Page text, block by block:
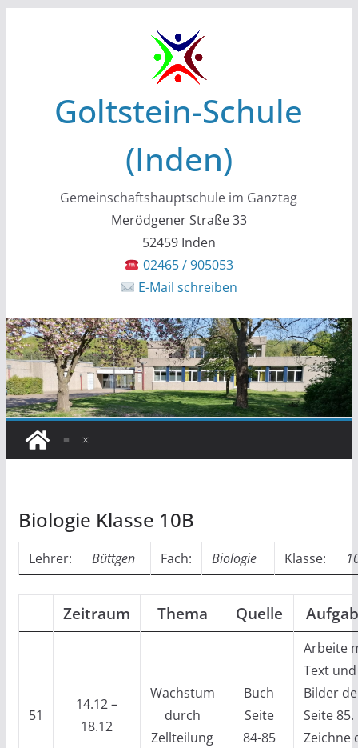
Goltstein-Schule
(Inden)
Gemeinschaftshauptschule im Ganztag
Merödgener Straße 33
52459 Inden
02465 / 905053
E-Mail schreiben
Biologie Klasse 10B
Lehrer: Büttgen Fach: Biologie Klasse:
Zeitraum Thema Quelle
51
14.12 –
18.12
Wachstum
durch
Zellteilung
Buch
Seite
84-85
Arbeite
Text und
Bilder
Seite 85.
Zeichne